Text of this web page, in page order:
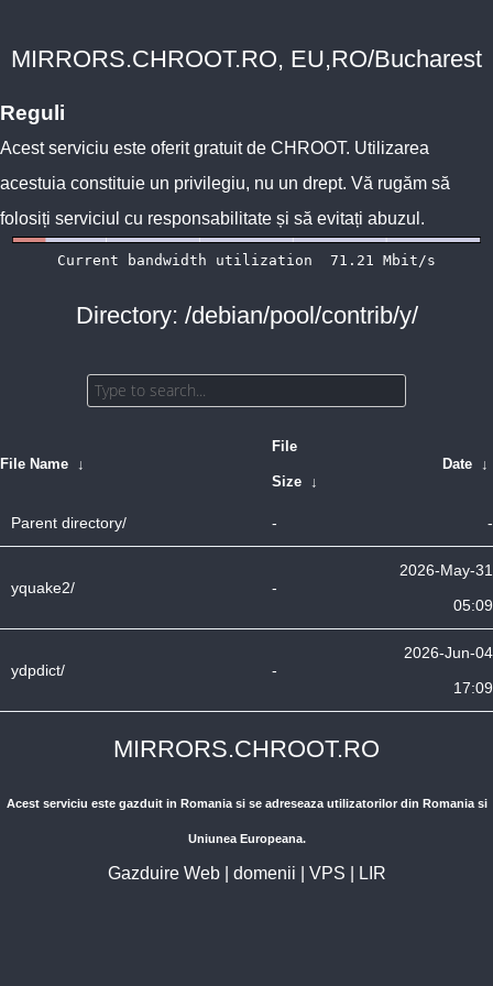
MIRRORS.CHROOT.RO, EU,RO/Bucharest
Reguli
Acest serviciu este oferit gratuit de CHROOT. Utilizarea
acestuia constituie un privilegiu, nu un drept. Vă rugăm să
folosiți serviciul cu responsabilitate și să evitați abuzul.
Directory: /debian/pool/contrib/y/
File Name ↓
File
Size ↓
Date ↓
Parent directory/ - -
yquake2/ -
2026-May-31
05:09
ydpdict/ -
2026-Jun-04
17:09
MIRRORS.CHROOT.RO
Acest serviciu este gazduit in Romania si se adreseaza utilizatorilor din Romania si
Uniunea Europeana.
Gazduire Web| domenii VPS LIR